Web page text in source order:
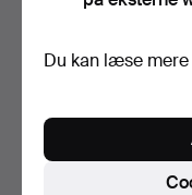
Alle auktionshuse
Du kan læse mere